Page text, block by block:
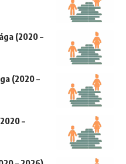
(2020 –
(2020 –
–